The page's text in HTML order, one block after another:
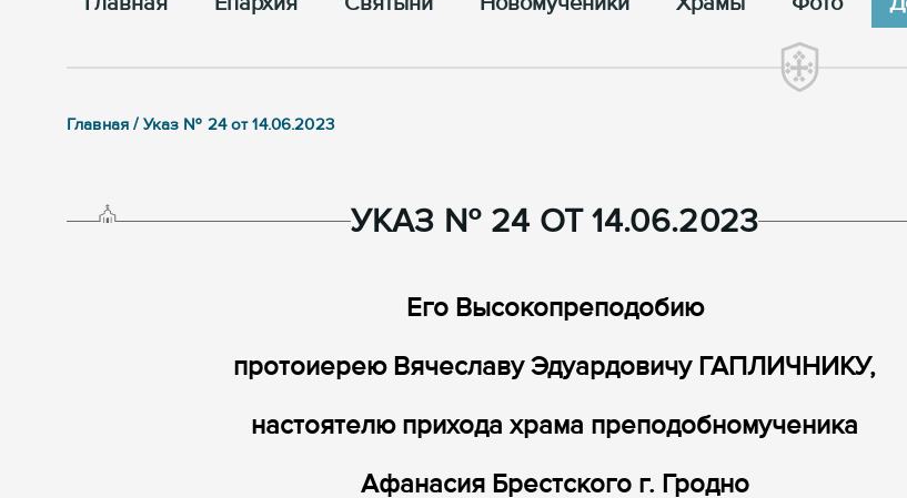
Главная / Указ № 24 от 14.06.2023
УКАЗ № 24 ОТ 14.06.2023
Его Высокопреподобию
протоиерею Вячеславу Эдуардовичу ГАПЛИЧНИКУ,
настоятелю прихода храма преподобномученика
Афанасия Брестского г. Гродно